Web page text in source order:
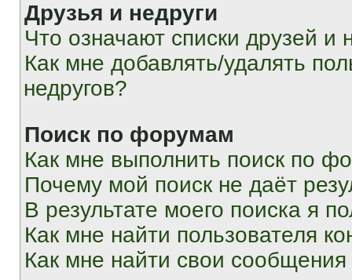
Друзья и недруги
Что означают списки друзей и
Как мне добавлять/удалять
недругов?
Поиск по форумам
Как мне выполнить поиск по
Почему мой поиск не даёт
В результате моего поиска я
Как мне найти пользователя
Как мне найти свои